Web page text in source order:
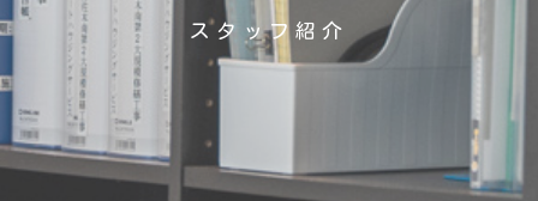
スタッフ紹介